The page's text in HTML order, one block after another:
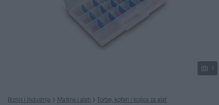
Biznis i Industrija Mašine i alati Torbe, koferi i kolica za alat